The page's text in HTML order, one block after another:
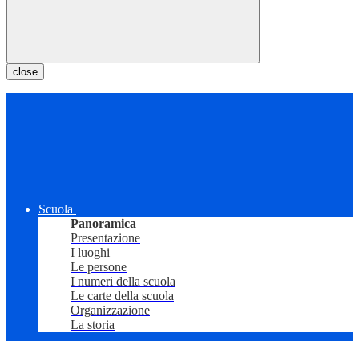
close
Scuola
Panoramica
Presentazione
I luoghi
Le persone
I numeri della scuola
Le carte della scuola
Organizzazione
La storia